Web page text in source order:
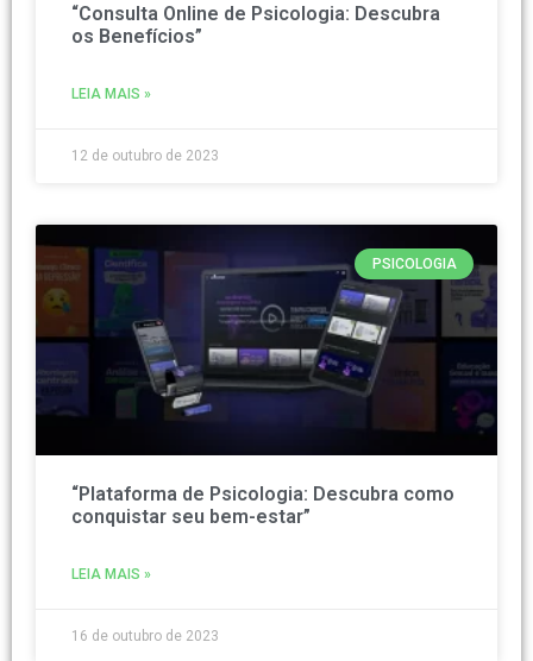
“Consulta Online de Psicologia: Descubra
os Benefícios”
LEIA MAIS »
12 de outubro de 2023
PSICOLOGIA
“Plataforma de Psicologia: Descubra como
conquistar seu bem-estar”
LEIA MAIS »
16 de outubro de 2023